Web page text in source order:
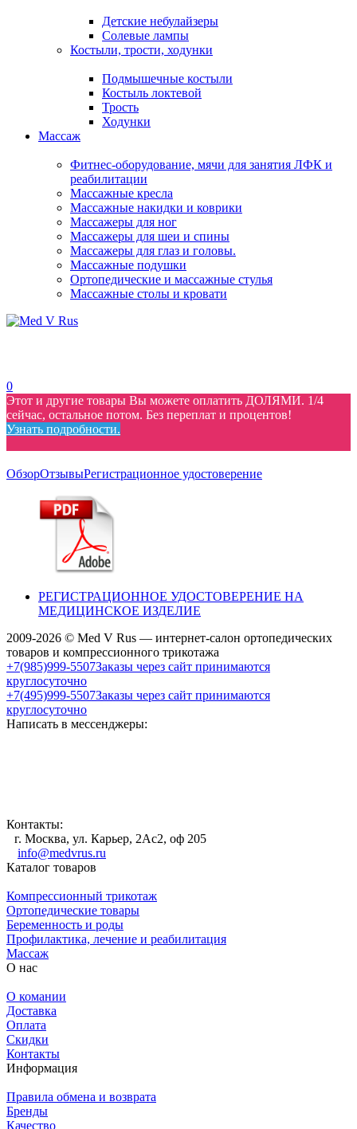
Детские небулайзеры
Солевые лампы
Костыли, трости, ходунки
Подмышечные костыли
Костыль локтевой
Трость
Ходунки
Массаж
Фитнес-оборудование, мячи для занятия ЛФК и
реабилитации
Массажные кресла
Массажные накидки и коврики
Массажеры для ног
Массажеры для шеи и спины
Массажеры для глаз и головы.
Массажные подушки
Ортопедические и массажные стулья
Массажные столы и кровати
0
Этот и другие товары Вы можете оплатить ДОЛЯМИ. 1/4
сейчас, остальное потом. Без переплат и процентов!
Узнать подробности.
ОбзорОтзывыРегистрационное удостоверение
РЕГИСТРАЦИОННОЕ УДОСТОВЕРЕНИЕ НА
МЕДИЦИНСКОЕ ИЗДЕЛИЕ
2009-2026 © Med V Rus — интернет-салон ортопедических
товаров и компрессионного трикотажа
+7(985)999-5507Заказы через сайт принимаются
круглосуточно
+7(495)999-5507Заказы через сайт принимаются
круглосуточно
Написать в мессенджеры:
Контакты:
г. Москва, ул. Карьер, 2Ас2, оф 205
info@medvrus.ru
Каталог товаров
Компрессионный трикотаж
Ортопедические товары
Беременность и роды
Профилактика, лечение и реабилитация
Массаж
О нас
О комании
Доставка
Оплата
Скидки
Контакты
Информация
Правила обмена и возврата
Бренды
Качество